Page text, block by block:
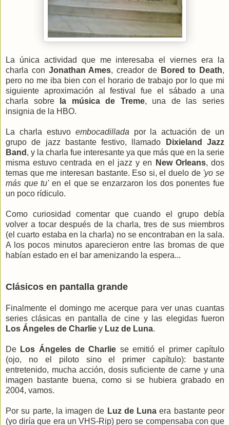
La única actividad que me interesaba el viernes era la
charla con Jonathan Ames, creador de Bored to Death,
pero no me iba bien con el horario de trabajo por lo que mi
siguiente aproximación al festival fue el sábado a una
charla sobre
la música de Treme, una de las series
insignia de la HBO.
La charla estuvo embocadillada por la actuación de un
grupo de jazz bastante festivo, llamado
Dixieland Jazz
Band , y la charla fue interesante ya que más que en la serie
misma estuvo centrada en el jazz y en
New Orleans, dos
temas que me interesan bastante. Eso si, el duelo de 'yo se
más que tu'en el que se enzarzaron los dos ponentes fue
un poco rídiculo.
Como curiosidad comentar que cuando el grupo debía
volver a tocar después de la charla, tres de sus miembros
(el cuarto estaba en la charla) no se encontraban en la sala.
A los pocos minutos aparecieron entre las bromas de que
habían estado en el bar amenizando la espera...
Clásicos en pantalla grande
Finalmente el domingo me acerque para ver unas cuantas
series clásicas en pantalla de cine y las elegidas fueron
Los Ángeles de Charlie y Luz de Luna.
De Los Ángeles de Charlie se emitió el primer capítulo
(ojo, no el piloto sino el primer capítulo): bastante
entretenido, mucha acción, dosis suficiente de carne y una
imagen bastante buena, como si se hubiera grabado en
2004, vamos.
Por su parte, la imagen de Luz de Luna era bastante peor
(yo diría que era un VHS-Rip) pero se compensaba con que